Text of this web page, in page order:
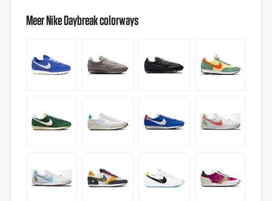
Meer Nike Daybreak colorways